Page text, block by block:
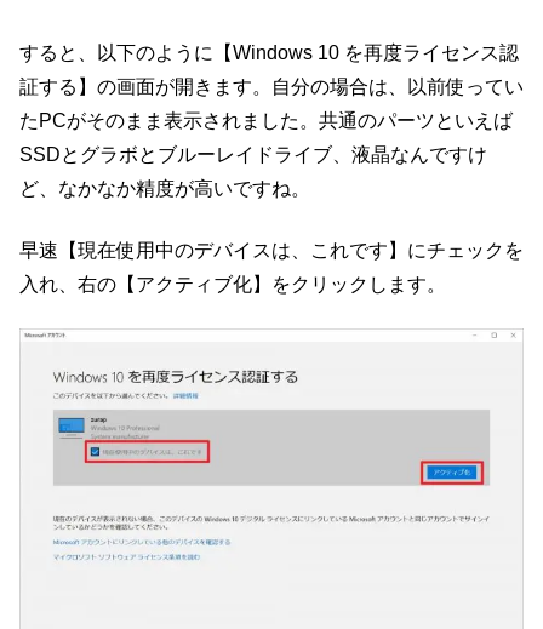
すると、以下のように【Windows 10 を再度ライセンス認
証する】の画面が開きます。自分の場合は、以前使ってい
たPCがそのまま表示されました。共通のパーツといえば
SSDとグラボとブルーレイドライブ、液晶なんですけ
ど、なかなか精度が高いですね。
早速【現在使用中のデバイスは、これです】にチェックを
入れ、右の【アクティブ化】をクリックします。